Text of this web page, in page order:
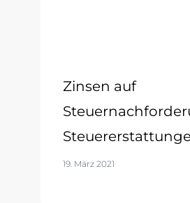
Zinsen auf
19. März 2021